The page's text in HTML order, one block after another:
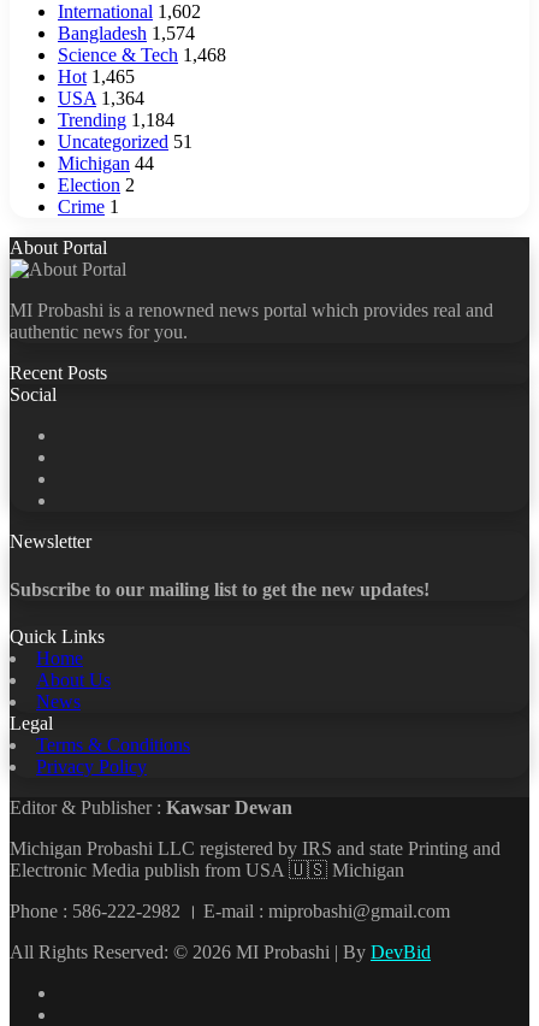
International 1,602
Bangladesh 1,574
Science & Tech 1,468
Hot 1,465
USA 1,364
Trending 1,184
Uncategorized 51
Michigan 44
Election 2
Crime 1
About Portal
MI Probashi is a renowned news portal which provides real and
authentic news for you.
Recent Posts
Social
Newsletter
Subscribe to our mailing list to get the new updates!
Quick Links
Home
About Us
News
Legal
Terms & Conditions
Privacy Policy
Editor & Publisher : Kawsar Dewan
Michigan Probashi LLC registered by IRS and state Printing and
Electronic Media publish from USA 🇺🇸 Michigan
Phone : 586-222-2982 । E-mail : miprobashi@gmail.com
All Rights Reserved: © 2026 MI Probashi | By DevBid